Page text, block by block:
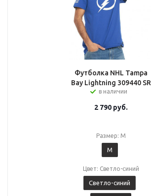
Футболка NHL Tampa
Bay Lightning 309440 SR
в наличии
2 790руб.
Размер: M
M
Цвет: Светло-синий
Светло-синий